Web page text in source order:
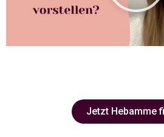
Jetzt Hebamme